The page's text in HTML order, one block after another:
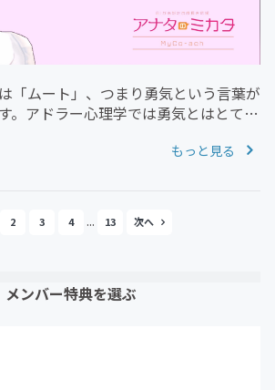
「ムート」、つまり勇気という言葉が
。アドラー心理学では勇気とはとても
理学の書籍で出てくることでしょう。
もっと見る
2 3 4 ... 13
メンバー特典を選ぶ